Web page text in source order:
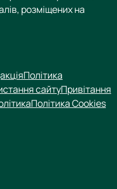
розміщених на
Політика
сайтуПривітання
Політика Cookies